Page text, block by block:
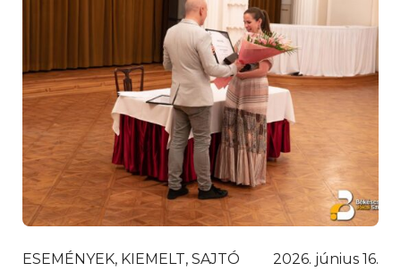
ESEMÉNYEK, KIEMELT, SAJTÓ 2026. június 16.